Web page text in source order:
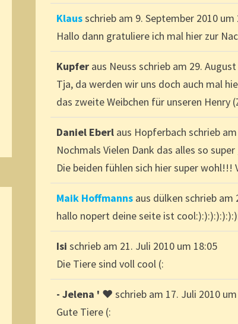
Klausschrieb am 9. September 2010 um
Hallo dann gratuliere ich mal hier zur
Kupfer aus Neuss schrieb am 29.
Tja, da werden wir uns doch auch mal
das zweite Weibchen für unseren
Daniel Eberl aus Hopferbach schrieb am
Nochmals Vielen Dank das alles so
Die beiden fühlen sich hier super wohl!!!
Maik Hoffmanns aus dülken schrieb am
hallo nopert deine seite ist
Isischrieb am 21. Juli 2010 um 18:05
Die Tiere sind voll cool (:
- Jelena ' ♥schrieb am 17. Juli 2010 um
Gute Tiere (: